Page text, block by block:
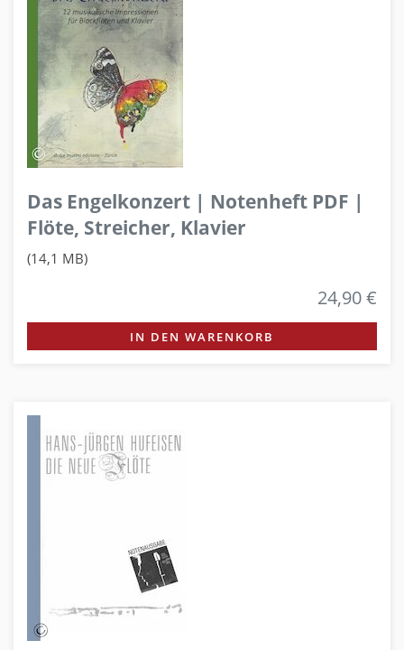
Das Engelkonzert | Notenheft PDF |
Flöte, Streicher, Klavier
(14,1 MB)
24,90 €
IN DEN WARENKORB